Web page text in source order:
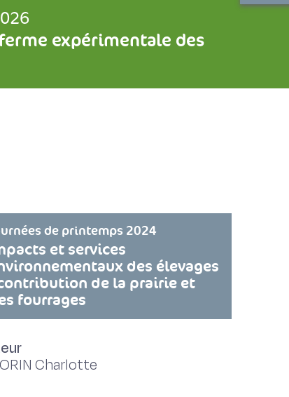
expérimentale des
de printemps 2024
et services
des élevages
de la prairie et
fourrages
Charlotte